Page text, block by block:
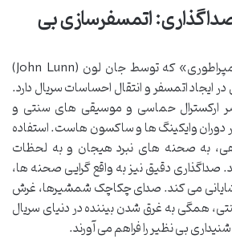
اتمسفرسازی بی
موسیقی متن «آخرین امپراطوری» که توسط جان لون (John Lunn)
اتمسفر و انتقال احساسات سریال دارد.
ارکسترال حماسی و موسیقی های سنتی و
دوران وایکینگ ها و ساکسون هاست. استفاده
به صحنه های نبرد هیجان و به لحظات
دقیق نیز به واقع گرایی صحنه ها،
شایانی می کند. صدای چکاچک شمشیرها، غرش
همگی به غرق شدن بیننده در دنیای سریال
بی نظیر را فراهم می آورند.